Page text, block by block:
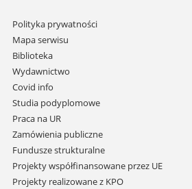
Pomiń
nawigację
i
przejdź
do
treści
Polityka prywatności
Mapa serwisu
Biblioteka
Wydawnictwo
Covid info
Studia podyplomowe
Praca na UR
Zamówienia publiczne
Fundusze strukturalne
Projekty współfinansowane przez UE
Projekty realizowane z KPO